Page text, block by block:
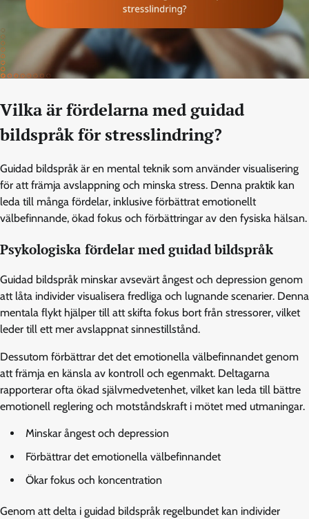
Vilka är fördelarna med guidad
bildspråk för stresslindring?
Guidad bildspråk är en mental teknik som använder visualisering
för att främja avslappning och minska stress. Denna praktik kan
leda till många fördelar, inklusive förbättrat emotionellt
välbefinnande, ökad fokus och förbättringar av den fysiska hälsan.
Psykologiska fördelar med guidad bildspråk
Guidad bildspråk minskar avsevärt ångest och depression genom
att låta individer visualisera fredliga och lugnande scenarier. Denna
mentala flykt hjälper till att skifta fokus bort från stressorer, vilket
leder till ett mer avslappnat sinnestillstånd.
Dessutom förbättrar det det emotionella välbefinnandet genom
att främja en känsla av kontroll och egenmakt. Deltagarna
rapporterar ofta ökad självmedvetenhet, vilket kan leda till bättre
emotionell reglering och motståndskraft i mötet med utmaningar.
Minskar ångest och depression
Förbättrar det emotionella välbefinnandet
Ökar fokus och koncentration
Genom att delta i guidad bildspråk regelbundet kan individer